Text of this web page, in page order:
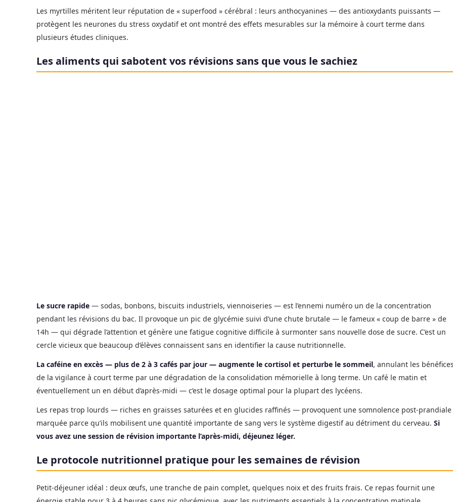
Les myrtilles méritent leur réputation de « superfood » cérébral : leurs anthocyanines — des antioxydants puissants —
protègent les neurones du stress oxydatif et ont montré des effets mesurables sur la mémoire à court terme dans
plusieurs études cliniques.
Les aliments qui sabotent vos révisions sans que vous le sachiez
Le sucre rapide — sodas, bonbons, biscuits industriels, viennoiseries — est l’ennemi numéro un de la concentration
pendant les révisions du bac. Il provoque un pic de glycémie suivi d’une chute brutale — le fameux « coup de barre » de
14h — qui dégrade l’attention et génère une fatigue cognitive difficile à surmonter sans nouvelle dose de sucre. C’est un
cercle vicieux que beaucoup d’élèves connaissent sans en identifier la cause nutritionnelle.
La caféine en excès — plus de 2 à 3 cafés par jour — augmente le cortisol et perturbe le sommeil, annulant les bénéfices
de la vigilance à court terme par une dégradation de la consolidation mémorielle à long terme. Un café le matin et
éventuellement un en début d’après-midi — c’est le dosage optimal pour la plupart des lycéens.
Les repas trop lourds — riches en graisses saturées et en glucides raffinés — provoquent une somnolence post-prandiale
marquée parce qu’ils mobilisent une quantité importante de sang vers le système digestif au détriment du cerveau. Si
vous avez une session de révision importante l’après-midi, déjeunez léger.
Le protocole nutritionnel pratique pour les semaines de révision
Petit-déjeuner idéal : deux œufs, une tranche de pain complet, quelques noix et des fruits frais. Ce repas fournit une